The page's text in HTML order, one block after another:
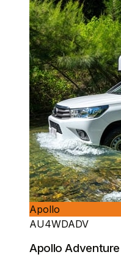
Apollo
AU4WDADV
Apollo